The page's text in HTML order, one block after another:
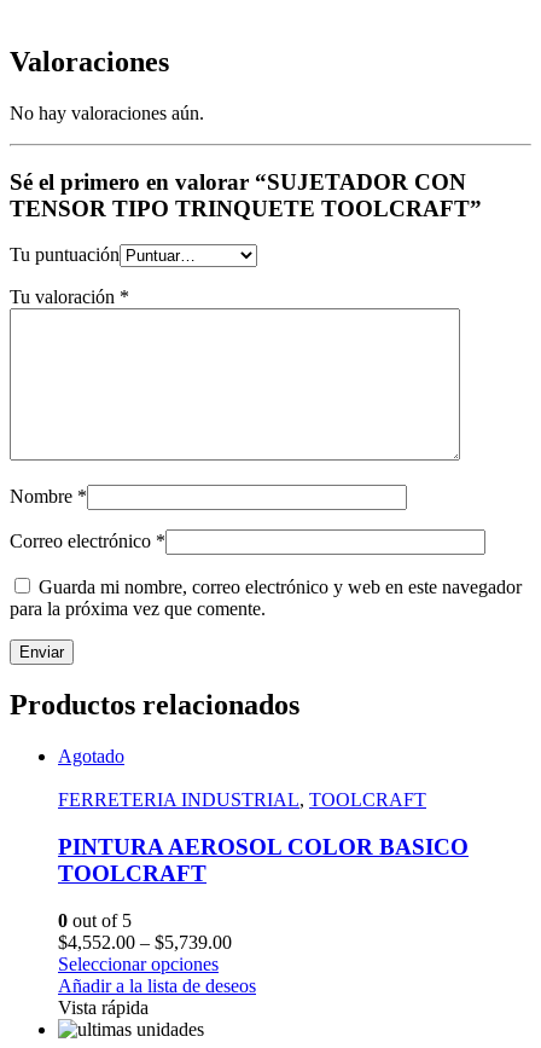
Valoraciones
No hay valoraciones aún.
Sé el primero en valorar “SUJETADOR CON
TENSOR TIPO TRINQUETE TOOLCRAFT”
Tu puntuación
Tu valoración *
Nombre *
Correo electrónico *
Guarda mi nombre, correo electrónico y web en este navegador
para la próxima vez que comente.
Productos relacionados
Agotado
FERRETERIA INDUSTRIAL, TOOLCRAFT
PINTURA AEROSOL COLOR BASICO
TOOLCRAFT
0 out of 5
$4,552.00 – $5,739.00
Seleccionar opciones
Añadir a la lista de deseos
Vista rápida